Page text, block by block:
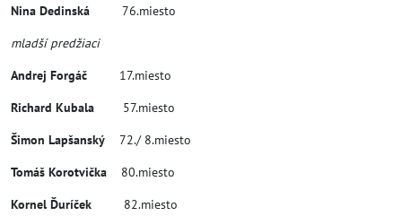
Nina Dedinská 76.miesto
mladší predžiaci
Andrej Forgáč 17.miesto
Richard Kubala 57.miesto
Šimon Lapšanský 72./ 8.miesto
Tomáš Korotvička 80.miesto
Kornel Ďuríček 82.miesto